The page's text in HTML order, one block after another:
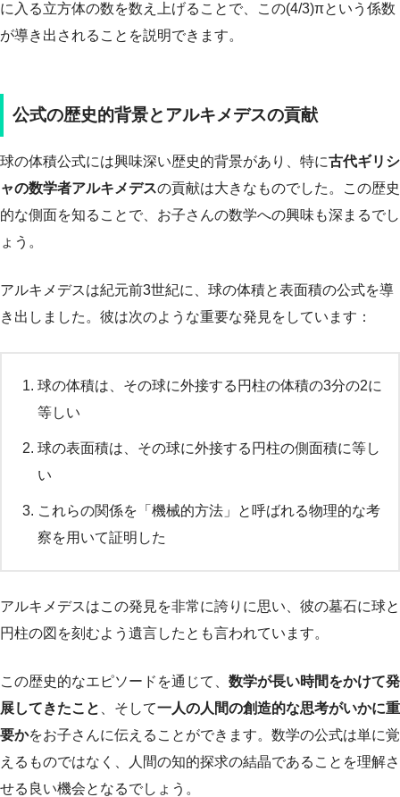
に入る立方体の数を数え上げることで、この(4/3)πという係数
が導き出されることを説明できます。
公式の歴史的背景とアルキメデスの貢献
球の体積公式には興味深い歴史的背景があり、特に古代ギリシ
ャの数学者アルキメデスの貢献は大きなものでした。この歴史
的な側面を知ることで、お子さんの数学への興味も深まるでし
ょう。
アルキメデスは紀元前3世紀に、球の体積と表面積の公式を導
き出しました。彼は次のような重要な発見をしています：
球の体積は、その球に外接する円柱の体積の3分の2に
等しい
球の表面積は、その球に外接する円柱の側面積に等し
い
これらの関係を「機械的方法」と呼ばれる物理的な考
察を用いて証明した
アルキメデスはこの発見を非常に誇りに思い、彼の墓石に球と
円柱の図を刻むよう遺言したとも言われています。
この歴史的なエピソードを通じて、 数学が長い時間をかけて発
展してきたこと 、そして一人の人間の創造的な思考がいかに重
要かをお子さんに伝えることができます。数学の公式は単に覚
えるものではなく、人間の知的探求の結晶であることを理解さ
せる良い機会となるでしょう。